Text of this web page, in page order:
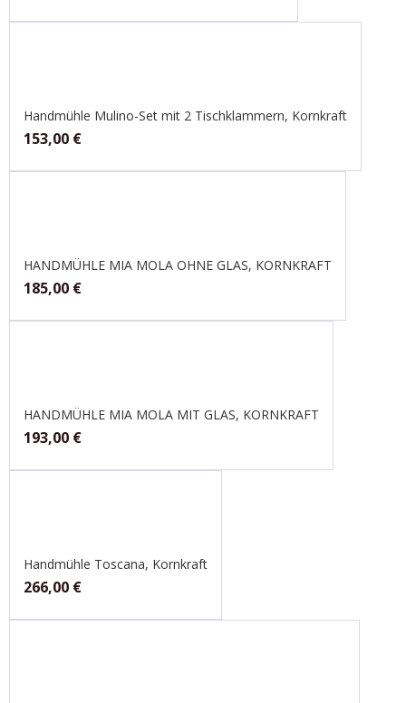
Handmühle Mulino-Set mit 2 Tischklammern, Kornkraft
153,00 €
HANDMÜHLE MIA MOLA OHNE GLAS, KORNKRAFT
185,00 €
HANDMÜHLE MIA MOLA MIT GLAS, KORNKRAFT
193,00 €
Handmühle Toscana, Kornkraft
266,00 €